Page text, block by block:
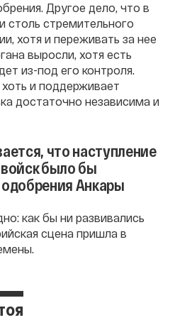
Другое дело, что в
столь стремительного
хотя и переживать за нее
выросли, хотя есть
из-под его контроля.
и поддерживает
достаточно независима и
что наступление
было бы
Анкары
как бы ни развивались
сцена пришла в